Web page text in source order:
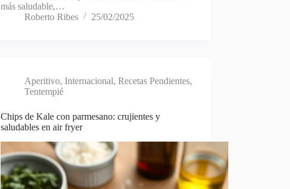
más saludable,…
Roberto Ribes
25/02/2025
Aperitivo,Internacional,Recetas Pendientes,
Tentempié
Chips de Kale con parmesano: crujientes y
saludables en air fryer